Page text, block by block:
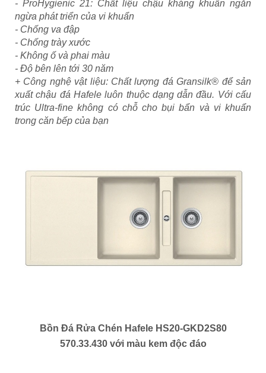
- ProHygienic 21: Chất liệu chậu kháng khuẩn ngăn
ngừa phát triển của vi khuẩn
- Chống va đập
- Chống trày xước
- Không ố và phai màu
- Độ bên lên tới 30 năm
+ Công nghệ vật liệu: Chất lượng đá Gransilk® để sản
xuất chậu đá Hafele luôn thuộc dạng dẫn đầu. Với cấu
trúc Ultra-fine không có chỗ cho bụi bẩn và vi khuẩn
trong căn bếp của bạn
Bồn Đá Rửa Chén Hafele HS20-GKD2S80
570.33.430với màu kem độc đáo